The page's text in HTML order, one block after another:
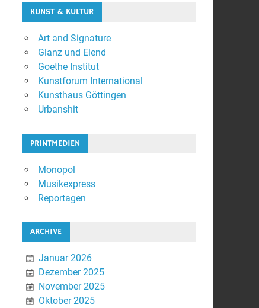
KUNST & KULTUR
Art and Signature
Glanz und Elend
Goethe Institut
Kunstforum International
Kunsthaus Göttingen
Urbanshit
PRINTMEDIEN
Monopol
Musikexpress
Reportagen
ARCHIVE
Januar 2026
Dezember 2025
November 2025
Oktober 2025